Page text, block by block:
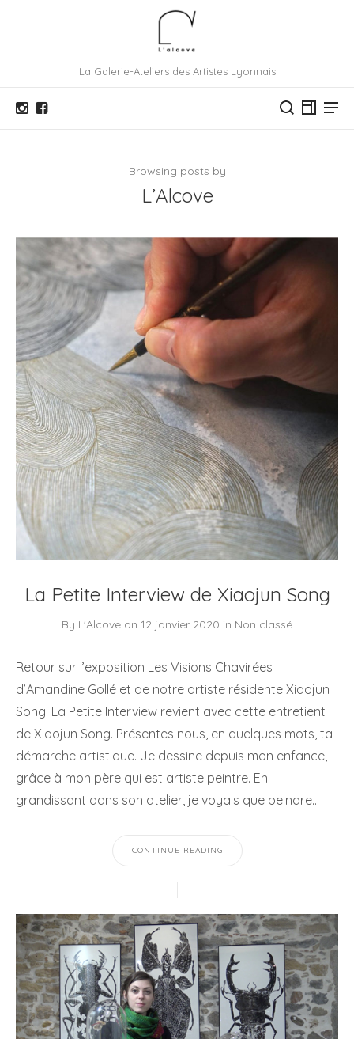
La Galerie-Ateliers des Artistes Lyonnais
Browsing posts by
L’Alcove
La Petite Interview de Xiaojun Song
By L'Alcove on 12 janvier 2020 in Non classé
Retour sur l’exposition Les Visions Chavirées
d’Amandine Gollé et de notre artiste résidente Xiaojun
Song. La Petite Interview revient avec cette entretient
de Xiaojun Song. Présentes nous, en quelques mots, ta
démarche artistique. Je dessine depuis mon enfance,
grâce à mon père qui est artiste peintre. En
grandissant dans son atelier, je voyais que peindre…
CONTINUE READING